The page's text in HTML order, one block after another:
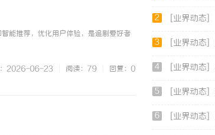
能推荐，优化用户体验，是追剧爱好者
：2026-06-23 阅读：79 回复：0
2 [业界动态]
3 [业界动态]
4 [业界动态]
5 [业界动态]
6 [业界动态]